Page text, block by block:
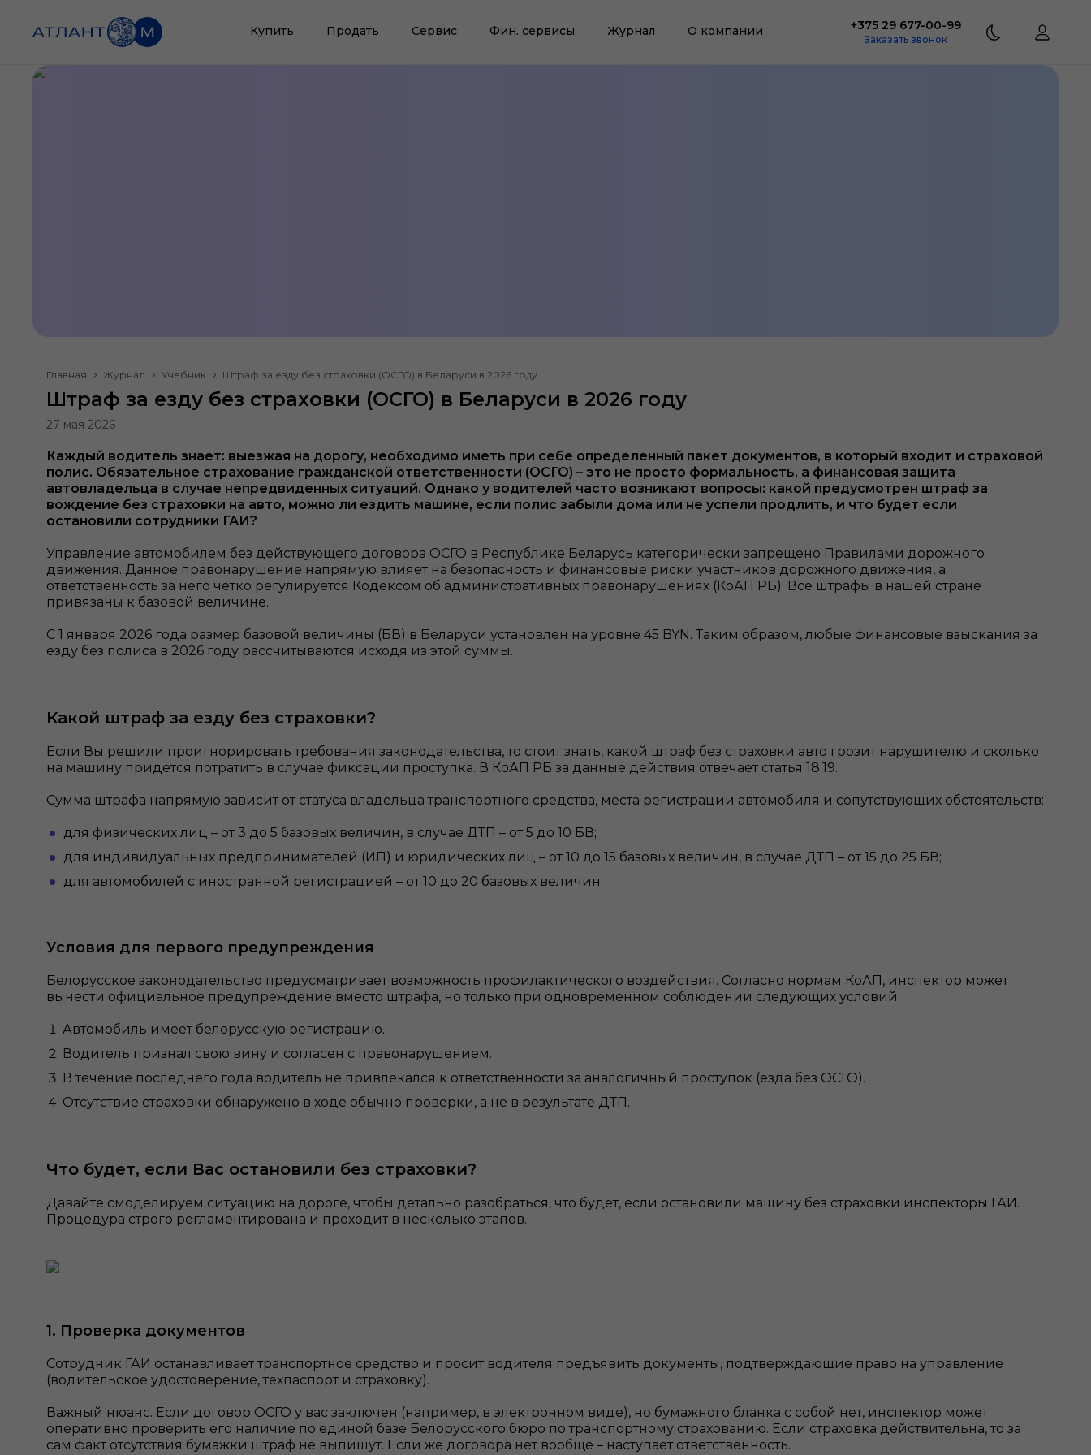
Купить Продать Сервис Фин. сервисы Журнал О компании +375 29 677-00-99
Заказать звонок
Главная Журнал Учебник Штраф за езду без страховки (ОСГО) в Беларуси в 2026 году
Штраф за езду без страховки (ОСГО) в Беларуси в 2026 году
27 мая 2026
Каждый водитель знает: выезжая на дорогу, необходимо иметь при себе определенный пакет документов, в который входит и страховой
полис. Обязательное страхование гражданской ответственности (ОСГО) – это не просто формальность, а финансовая защита
автовладельца в случае непредвиденных ситуаций. Однако у водителей часто возникают вопросы: какой предусмотрен штраф за
вождение без страховки на авто, можно ли ездить машине, если полис забыли дома или не успели продлить, и что будет если
остановили сотрудники ГАИ?
Управление автомобилем без действующего договора ОСГО в Республике Беларусь категорически запрещено Правилами дорожного
движения. Данное правонарушение напрямую влияет на безопасность и финансовые риски участников дорожного движения, а
ответственность за него четко регулируется Кодексом об административных правонарушениях (КоАП РБ). Все штрафы в нашей стране
привязаны к базовой величине.
С 1 января 2026 года размер базовой величины (БВ) в Беларуси установлен на уровне 45 BYN. Таким образом, любые финансовые взыскания за
езду без полиса в 2026 году рассчитываются исходя из этой суммы.
Какой штраф за езду без страховки?
Если Вы решили проигнорировать требования законодательства, то стоит знать, какой штраф без страховки авто грозит нарушителю и сколько
на машину придется потратить в случае фиксации проступка. В КоАП РБ за данные действия отвечает статья 18.19.
Сумма штрафа напрямую зависит от статуса владельца транспортного средства, места регистрации автомобиля и сопутствующих обстоятельств:
для физических лиц – от 3 до 5 базовых величин, в случае ДТП – от 5 до 10 БВ;
для индивидуальных предпринимателей (ИП) и юридических лиц – от 10 до 15 базовых величин, в случае ДТП – от 15 до 25 БВ;
для автомобилей с иностранной регистрацией – от 10 до 20 базовых величин.
Условия для первого предупреждения
Белорусское законодательство предусматривает возможность профилактического воздействия. Согласно нормам КоАП, инспектор может
вынести официальное предупреждение вместо штрафа, но только при одновременном соблюдении следующих условий:
Автомобиль имеет белорусскую регистрацию.
Водитель признал свою вину и согласен с правонарушением.
В течение последнего года водитель не привлекался к ответственности за аналогичный проступок (езда без ОСГО).
Отсутствие страховки обнаружено в ходе обычно проверки, а не в результате ДТП.
Что будет, если Вас остановили без страховки?
Давайте смоделируем ситуацию на дороге, чтобы детально разобраться, что будет, если остановили машину без страховки инспекторы ГАИ.
Процедура строго регламентирована и проходит в несколько этапов.
1. Проверка документов
Сотрудник ГАИ останавливает транспортное средство и просит водителя предъявить документы, подтверждающие право на управление
(водительское удостоверение, техпаспорт и страховку).
Важный нюанс. Если договор ОСГО у вас заключен (например, в электронном виде), но бумажного бланка с собой нет, инспектор может
оперативно проверить его наличие по единой базе Белорусского бюро по транспортному страхованию. Если страховка действительна, то за
сам факт отсутствия бумажки штраф не выпишут. Если же договора нет вообще – наступает ответственность.